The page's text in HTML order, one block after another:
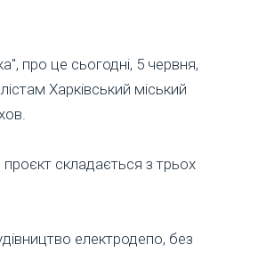
про це сьогодні, 5 червня,
Харківський міський
складається з трьох
електродепо, без